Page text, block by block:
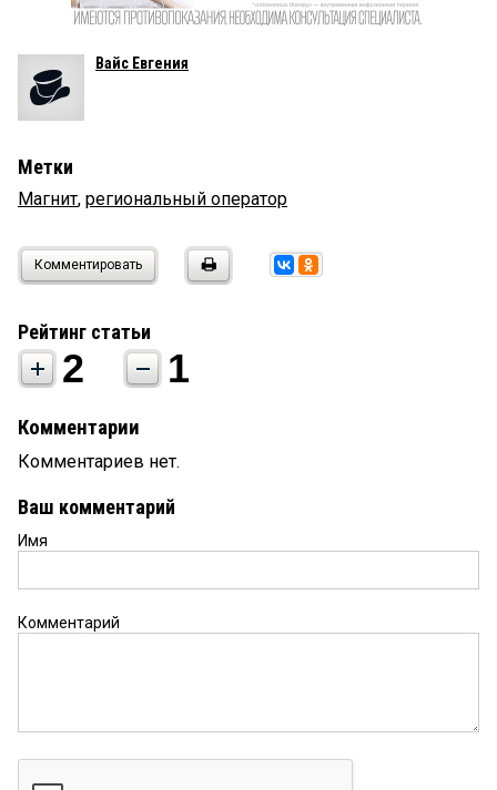
Вайс Евгения
Метки
Магнит, региональный оператор
Комментировать
Рейтинг статьи
2 1
Комментарии
Комментариев нет.
Ваш комментарий
Имя
Комментарий